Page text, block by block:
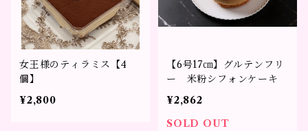
女王様のティラミス【4
個】
¥2,800
【6号17㎝】グルテンフリ
ー 米粉シフォンケーキ
¥2,862
SOLD OUT